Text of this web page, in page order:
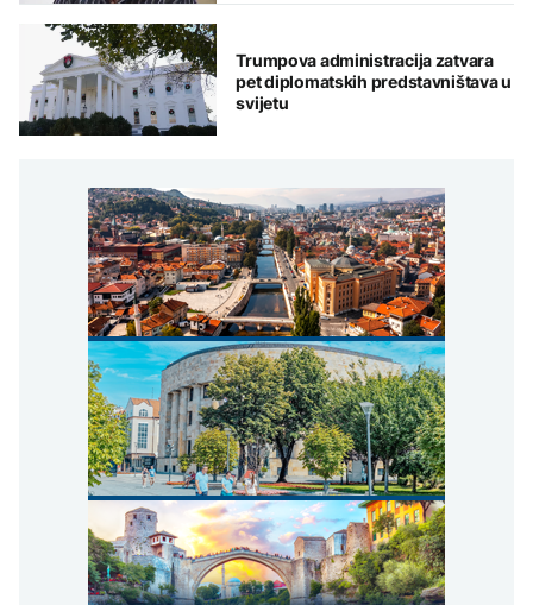
Trumpova administracija zatvara
pet diplomatskih predstavništava u
svijetu